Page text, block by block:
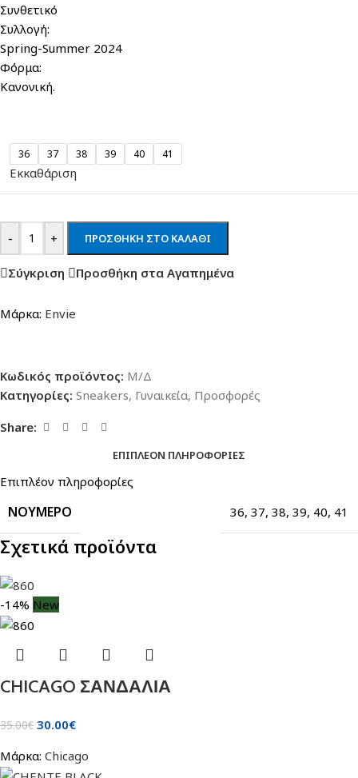
Συνθετικό
Συλλογή:
Spring-Summer 2024
Φόρμα:
Κανονική.
36 37 38 39 40 41
Εκκαθάριση
- + ΠΡΟΣΘΉΚΗ ΣΤΟ ΚΑΛΆΘΙ
Σύγκριση Προσθήκη στα Αγαπημένα
Μάρκα: Envie
Κωδικός προϊόντος: Μ/Δ
Κατηγορίες: Sneakers, Γυναικεία, Προσφορές
Share:
ΕΠΙΠΛΈΟΝ ΠΛΗΡΟΦΟΡΊΕΣ
Επιπλέον πληροφορίες
ΝΟΎΜΕΡΟ 36, 37, 38, 39, 40, 41
Σχετικά προϊόντα
-14% New
CHICAGO ΣΑΝΔΑΛΙΑ
35.00€ 30.00€
Μάρκα: Chicago